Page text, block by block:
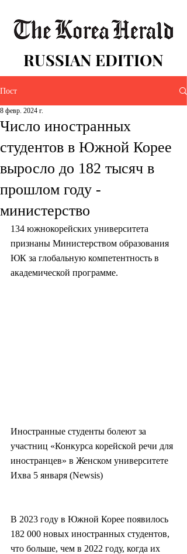
RUSSIAN EDITION
Пост
Число иностранных
студентов в Южной Корее
выросло до 182 тысяч в
прошлом году -
министерство
8 февр. 2024 г.
134 южнокорейских университета
признаны Министерством образования
ЮК за глобальную компетентность в
академической программе.
Иностранные студенты болеют за
участниц «Конкурса корейской речи для
иностранцев» в Женском университете
Ихва 5 января (Newsis)
В 2023 году в Южной Корее появилось
182 000 новых иностранных студентов,
что больше, чем в 2022 году, когда их